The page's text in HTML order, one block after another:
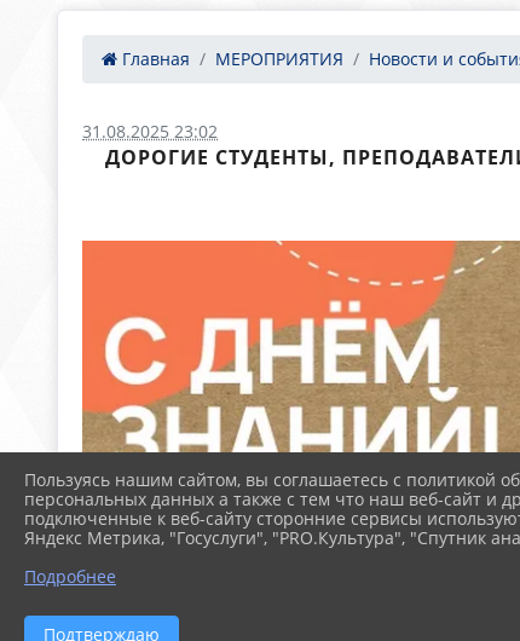
Главная МЕРОПРИЯТИЯ Новости и
31.08.2025 23:02
ДОРОГИЕ СТУДЕНТЫ,
Пользуясь нашим сайтом, вы соглашаетесь с политикой
персональных данных а также с тем что наш веб-сайт и
подключенные к веб-сайту сторонние сервисы
Яндекс Метрика, "Госуслуги", "PRO.Культура", "Спутник
Подробнее
Подтверждаю